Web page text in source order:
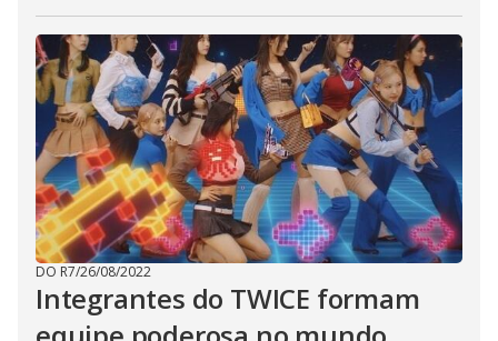
DO R7/26/08/2022
Integrantes do TWICE formam